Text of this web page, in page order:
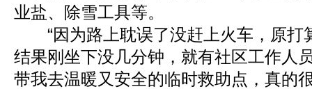
业盐、除雪工具等。
“因为路上耽误了没赶上火车，原打
结果刚坐下没几分钟，就有社区工作人
带我去温暖又安全的临时救助点，真的